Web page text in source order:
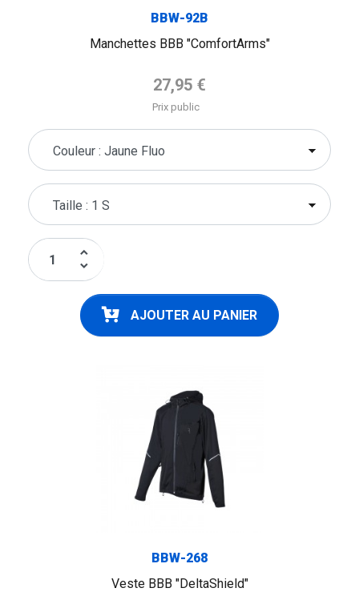
BBW-92B
Manchettes BBB "ComfortArms"
Prix de base
27,95 €
Prix public
keyboard_arrow_up
keyboard_arrow_down
AJOUTER AU PANIER
BBW-268
Veste BBB "DeltaShield"